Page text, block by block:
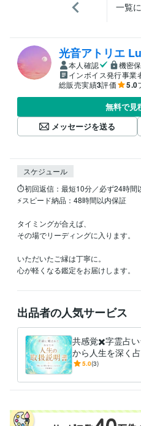
一覧
光音アトリエ
本人確認
機密
インボイス発行事業
総販売実績3評価 5.0
無料で見
メッセージを送る
スケジュール
⏱初回返信：最短10分／必ず24時間
⚡スピード納品：48時間以内保証
タイミングが合えば、
その場でリーディングに入ります。
いただいたご縁は丁寧に。
心が軽くなる鑑定をお届けします。
出品者の人気サービス
共感覚✖️字霊占
から人生を深く
前の色から本質
5.0(3)